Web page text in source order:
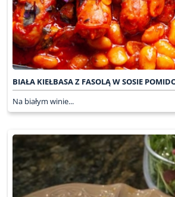
BIAŁA KIEŁBASA Z FASOLĄ W SOSIE
Na białym winie...